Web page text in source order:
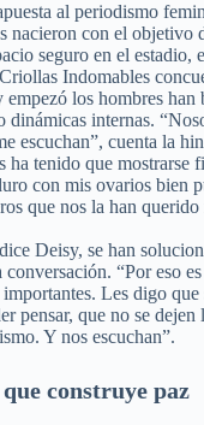
al periodismo
nacieron con el objetivo
seguro en el estadio,
Indomables
empezó los hombres han
dinámicas internas.
escuchan”, cuenta la
ha tenido que mostrarse
con mis ovarios bien
que nos la han querido
Deisy, se han
“Por eso
Les digo que
pensar, que no se dejen
Y nos escuchan”.
construye paz